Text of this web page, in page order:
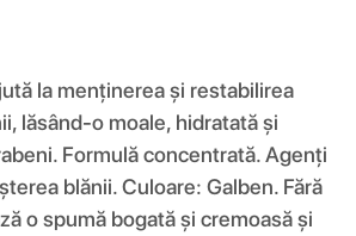
la menținerea și restabilirea
lăsând-o moale, hidratată și
Formulă concentrată. Agenți
blănii. Culoare: Galben. Fără
o spumă bogată și cremoasă și